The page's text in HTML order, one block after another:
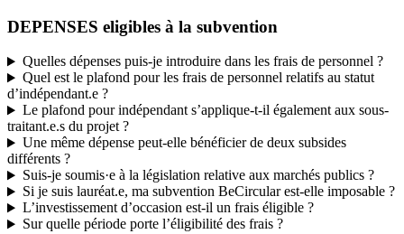
DEPENSES eligibles à la subvention
Quelles dépenses puis-je introduire dans les frais de personnel ?
Quel est le plafond pour les frais de personnel relatifs au statut
d’indépendant.e ?
Le plafond pour indépendant s’applique-t-il également aux sous-
traitant.e.s du projet ?
Une même dépense peut-elle bénéficier de deux subsides
différents ?
Suis-je soumis·e à la législation relative aux marchés publics ?
Si je suis lauréat.e, ma subvention BeCircular est-elle imposable ?
L’investissement d’occasion est-il un frais éligible ?
Sur quelle période porte l’éligibilité des frais ?